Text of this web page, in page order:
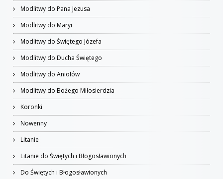
Modlitwy do Pana Jezusa
Modlitwy do Maryi
Modlitwy do Świętego Józefa
Modlitwy do Ducha Świętego
Modlitwy do Aniołów
Modlitwy do Bożego Miłosierdzia
Koronki
Nowenny
Litanie
Litanie do Świętych i Błogosławionych
Do Świętych i Błogosławionych